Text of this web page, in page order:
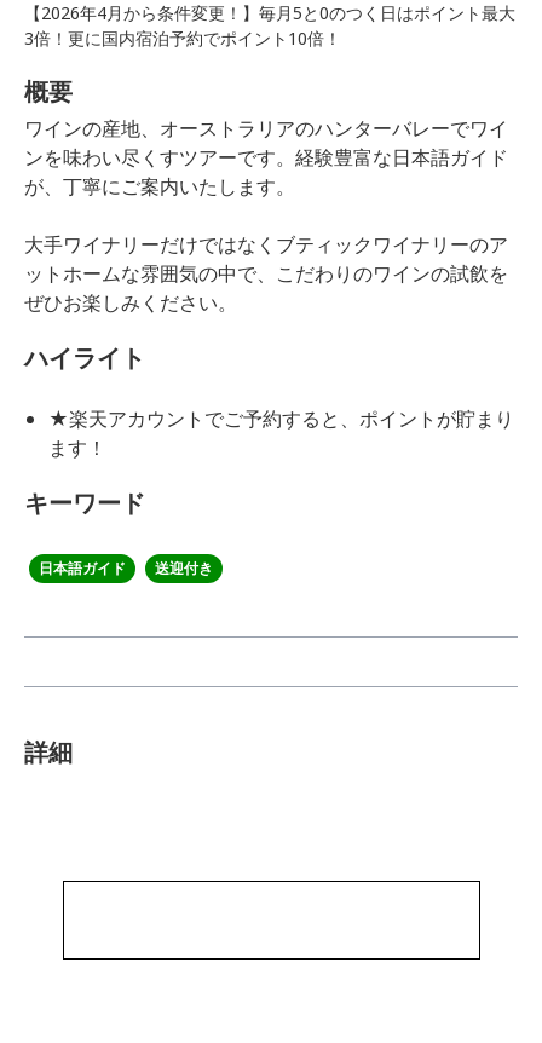
【2026年4月から条件変更！】毎月5と0のつく日はポイント最大
3倍！更に国内宿泊予約でポイント10倍！
概要
ワインの産地、オーストラリアのハンターバレーでワイ
ンを味わい尽くすツアーです。経験豊富な日本語ガイド
が、丁寧にご案内いたします。
大手ワイナリーだけではなくブティックワイナリーのア
ットホームな雰囲気の中で、こだわりのワインの試飲を
ぜひお楽しみください。
ハイライト
★楽天アカウントでご予約すると、ポイントが貯まり
ます！
キーワード
日本語ガイド 送迎付き
詳細